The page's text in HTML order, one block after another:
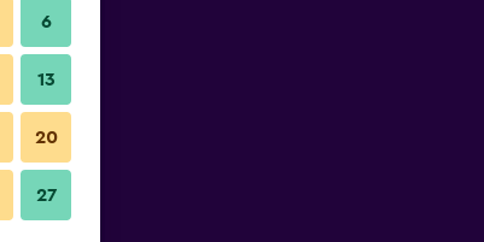
6
13
20
27